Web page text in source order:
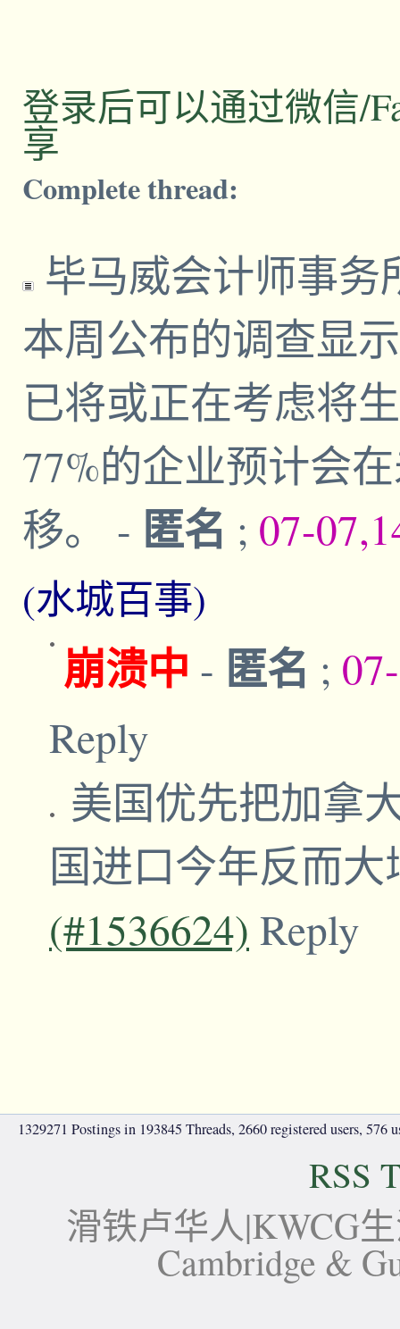
登录后可以通过微信/
享
Complete thread:
毕马威会计师事务
本周公布的调查显
已将或正在考虑将
77%的企业预计会
移。 - 匿名 ; 07-
(水城百事)
崩溃中 - 匿名 ;
Reply
美国优先把加拿
国进口今年反而
(#1536624) Reply
1329271 Postings in 193845 Threads, 2660 registered users, 576
RSS
滑铁卢华人|KWCG
Cambridge &